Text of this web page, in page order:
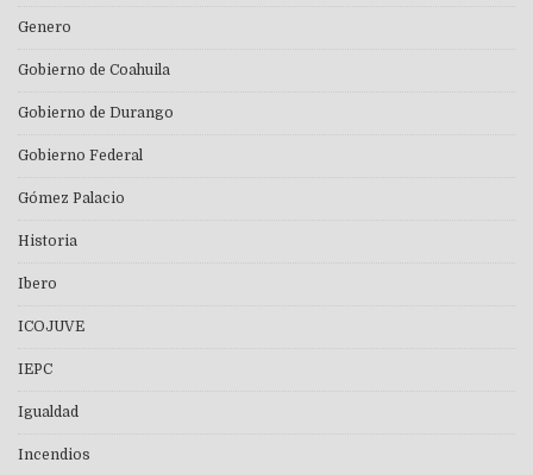
Genero
Gobierno de Coahuila
Gobierno de Durango
Gobierno Federal
Gómez Palacio
Historia
Ibero
ICOJUVE
IEPC
Igualdad
Incendios